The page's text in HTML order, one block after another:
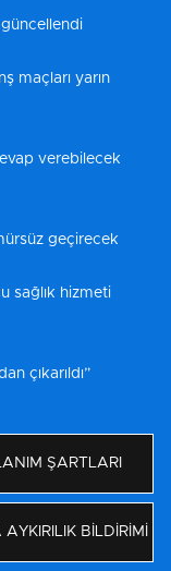
güncellendi
maçları yarın
verebilecek
geçirecek
sağlık hizmeti
çıkarıldı”
ŞARTLARI
AYKIRILIK BİLDİRİMİ